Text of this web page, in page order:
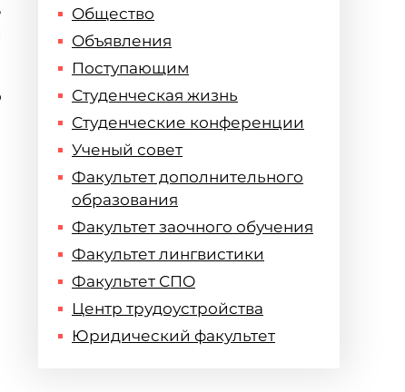
Общество
Объявления
Поступающим
Студенческая жизнь
Студенческие конференции
Ученый совет
Факультет дополнительного
образования
Факультет заочного обучения
Факультет лингвистики
Факультет СПО
Центр трудоустройства
Юридический факультет